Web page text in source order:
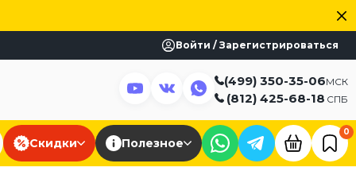
Войти / Зарегистрироваться
(499) 350-35-06МСК
(812) 425-68-18 СПБ
Скидки Полезное
0